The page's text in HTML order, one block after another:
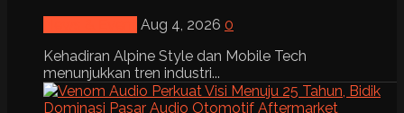
Aug 4, 2026 0
Kehadiran Alpine Style dan Mobile Tech
menunjukkan tren industri...